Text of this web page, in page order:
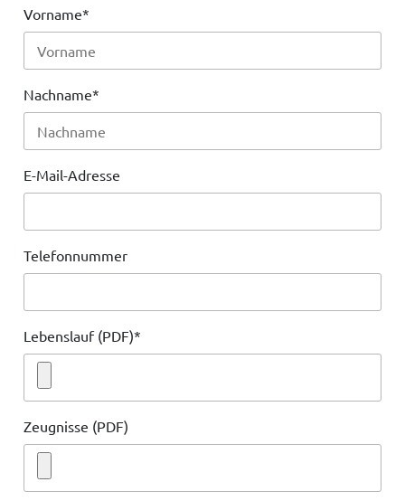
Vorname*
Nachname*
E-Mail-Adresse
Telefonnummer
Lebenslauf (PDF)*
Zeugnisse (PDF)